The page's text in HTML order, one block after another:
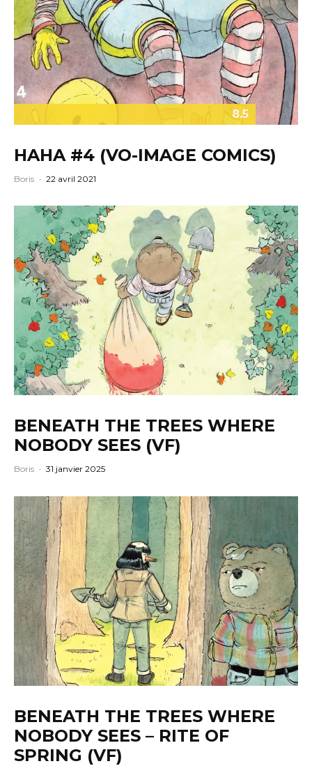
8.5
HAHA #4 (VO-IMAGE COMICS)
Boris · 22 avril 2021
BENEATH THE TREES WHERE
NOBODY SEES (VF)
Boris · 31 janvier 2025
BENEATH THE TREES WHERE
NOBODY SEES – RITE OF
SPRING (VF)